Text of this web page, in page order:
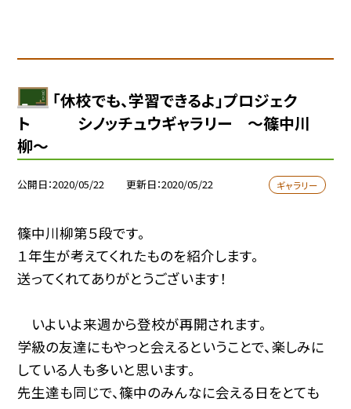
「休校でも、学習できるよ」プロジェク
ト シノッチュウギャラリー 〜篠中川
柳〜
公開日 2020/05/22 更新日 2020/05/22 ギャラリー
篠中川柳第５段です。
１年生が考えてくれたものを紹介します。
送ってくれてありがとうございます！
いよいよ来週から登校が再開されます。
学級の友達にもやっと会えるということで、楽しみに
している人も多いと思います。
先生達も同じで、篠中のみんなに会える日をとても